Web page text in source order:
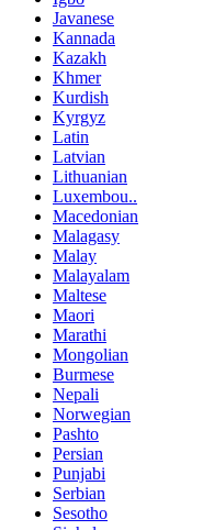
Javanese
Kannada
Kazakh
Khmer
Kurdish
Kyrgyz
Latin
Latvian
Lithuanian
Luxembou..
Macedonian
Malagasy
Malay
Malayalam
Maltese
Maori
Marathi
Mongolian
Burmese
Nepali
Norwegian
Pashto
Persian
Punjabi
Serbian
Sesotho